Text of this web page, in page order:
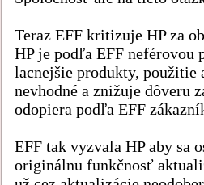
Teraz EFF kritizuje HP za
HP je podľa EFF neférovou
lacnejšie produkty,
nevhodné a znižuje dôveru
odopiera podľa EFF
EFF tak vyzvala HP aby sa
originálnu funkčnosť